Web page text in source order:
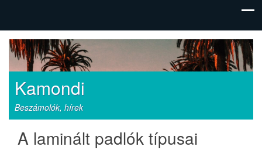
Kamondi
Beszámolók, hírek
A laminált padlók típusai